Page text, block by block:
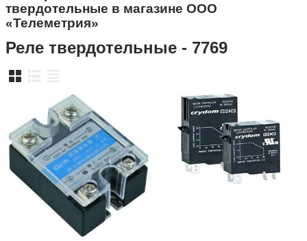
твердотельные в магазине ООО
«Телеметрия»
Реле твердотельные - 7769